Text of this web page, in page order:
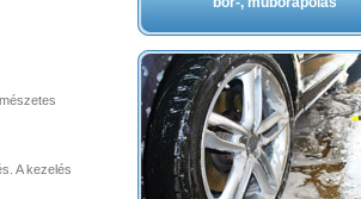
A kezelés